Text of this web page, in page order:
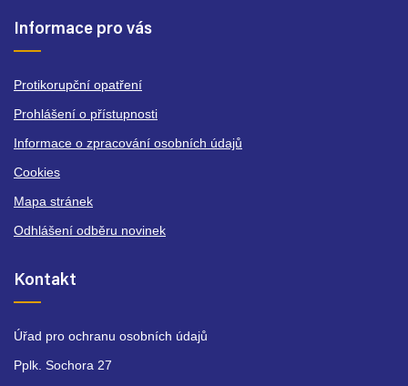
Informace pro vás
Protikorupční opatření
Prohlášení o přístupnosti
Informace o zpracování osobních údajů
Cookies
Mapa stránek
Odhlášení odběru novinek
Kontakt
Úřad pro ochranu osobních údajů
Pplk. Sochora 27